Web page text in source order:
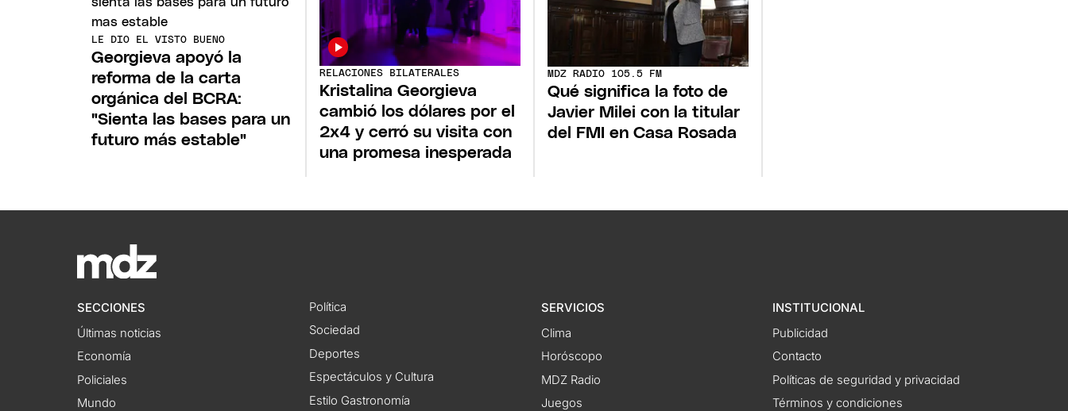
LE DIO EL VISTO BUENO
Georgieva apoyó la
reforma de la carta
orgánica del BCRA:
"Sienta las bases para un
futuro más estable"
RELACIONES BILATERALES
Kristalina Georgieva
cambió los dólares por el
2x4 y cerró su visita con
una promesa inesperada
MDZ RADIO 105.5 FM
Qué significa la foto de
Javier Milei con la titular
del FMI en Casa Rosada
SECCIONES
Últimas noticias
Economía
Policiales
Mundo
Política
Sociedad
Deportes
Espectáculos y Cultura
Estilo Gastronomía
SERVICIOS
Clima
Horóscopo
MDZ Radio
Juegos
INSTITUCIONAL
Publicidad
Contacto
Políticas de seguridad y privacidad
Términos y condiciones